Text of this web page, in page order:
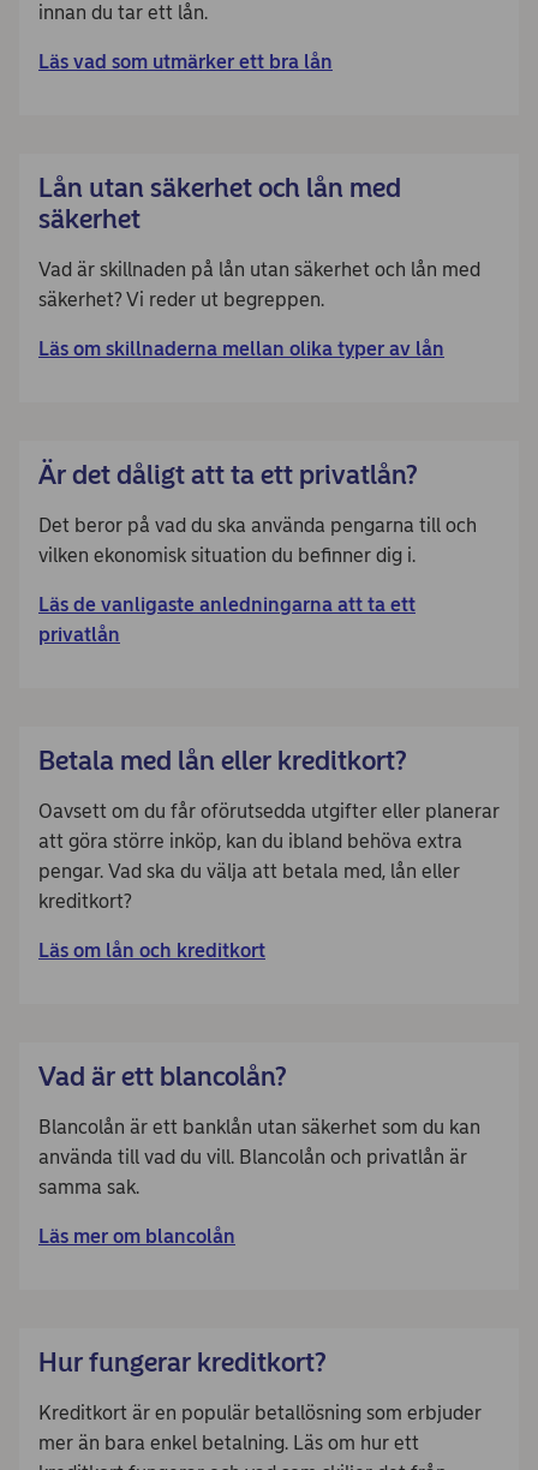
innan du tar ett lån.
Läs vad som utmärker ett bra lån
Lån utan säkerhet och lån med
säkerhet
Vad är skillnaden på lån utan säkerhet och lån med
säkerhet? Vi reder ut begreppen.
Läs om skillnaderna mellan olika typer av lån
Är det dåligt att ta ett privatlån?
Det beror på vad du ska använda pengarna till och
vilken ekonomisk situation du befinner dig i.
Läs de vanligaste anledningarna att ta ett
privatlån
Betala med lån eller kreditkort?
Oavsett om du får oförutsedda utgifter eller planerar
att göra större inköp, kan du ibland behöva extra
pengar. Vad ska du välja att betala med, lån eller
kreditkort?
Läs om lån och kreditkort
Vad är ett blancolån?
Blancolån är ett banklån utan säkerhet som du kan
använda till vad du vill. Blancolån och privatlån är
samma sak.
Läs mer om blancolån
Hur fungerar kreditkort?
Kreditkort är en populär betallösning som erbjuder
mer än bara enkel betalning. Läs om hur ett